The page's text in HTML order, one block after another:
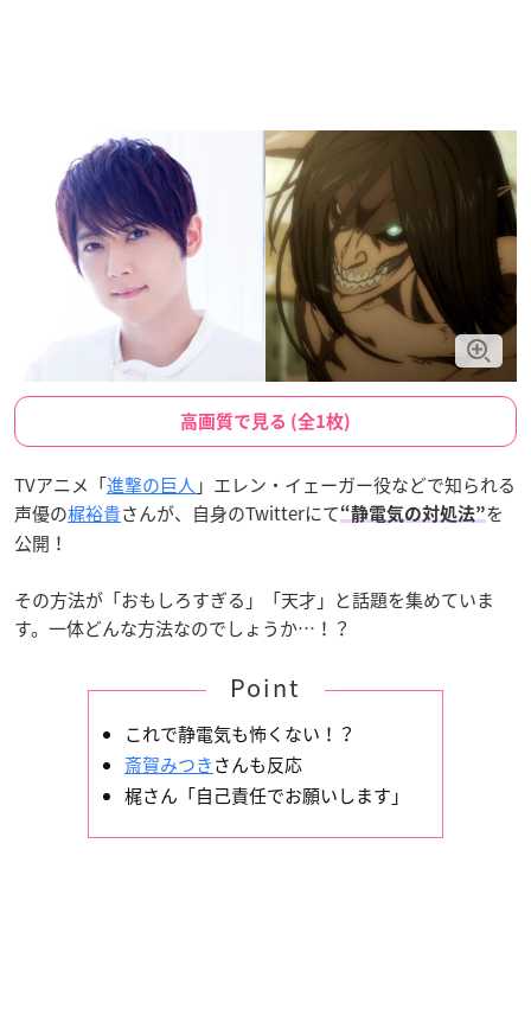
高画質で見る (全1枚)
TVアニメ「進撃の巨人 」エレン・イェーガー役などで知られる
声優の梶裕貴さんが、自身のTwitterにて“静電気の対処法”を
公開！
その方法が「おもしろすぎる」「天才」と話題を集めていま
す。一体どんな方法なのでしょうか…！？
Point
これで静電気も怖くない！？
斎賀みつきさんも反応
梶さん「自己責任でお願いします」